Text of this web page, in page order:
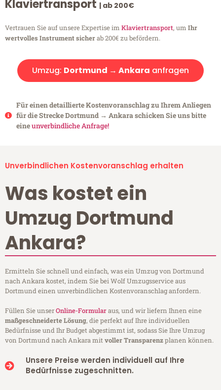
Klaviertransport | ab 200€
Vertrauen Sie auf unsere Expertise im Klaviertransport, um Ihr
wertvolles Instrument sicherab 200€ zu befördern.
Umzug: Dortmund → Ankara anfragen
Für einen detaillierte Kostenvoranschlag zu Ihrem Anliegen
für die Strecke Dortmund → Ankara schicken Sie uns bitte
eineunverbindliche Anfrage!
Unverbindlichen Kostenvoranschlag erhalten
Was kostet ein
Umzug Dortmund
Ankara?
Ermitteln Sie schnell und einfach, was ein Umzug von Dortmund
nach Ankara kostet, indem Sie bei Wolf Umzugsservice aus
Dortmund einen unverbindlichen Kostenvoranschlag anfordern.
Füllen Sie unserOnline-Formularaus, und wir liefern Ihnen eine
maßgeschneiderte Lösung, die perfekt auf Ihre individuellen
Bedürfnisse und Ihr Budget abgestimmt ist, sodass Sie Ihre Umzug
von Dortmund nach Ankara mitvoller Transparenzplanen können.
Unsere Preise werden individuell auf Ihre
Bedürfnisse zugeschnitten.